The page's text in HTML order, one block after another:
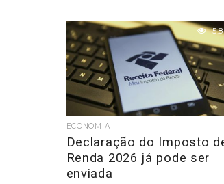
ECONOMIA
Declaração do Imposto
Renda 2026 já pode ser
enviada